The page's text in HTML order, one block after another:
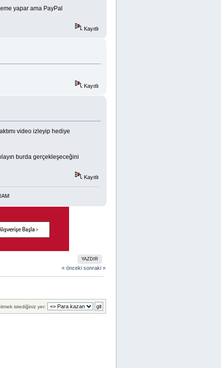
yapar ama PayPal
Kayıtlı
Kayıtlı
video izleyip hediye
burda gerçekleşeceğini
Kayıtlı
YAZDIR
« önceki sonraki »
istediğiniz yer: